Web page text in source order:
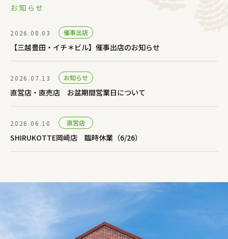
お知らせ
2026.08.03 催事出店
【三越豊田・イチ＊ビル】催事出店のお知らせ
2026.07.13 お知らせ
直営店・直売店 お盆期間営業日について
2026.06.10 直営店
SHIRUKOTTE岡崎店 臨時休業（6/26）